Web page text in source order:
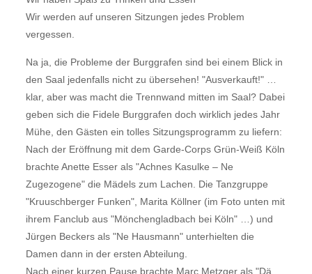
Wir werden auf unseren Sitzungen jedes Problem
vergessen.
Na ja, die Probleme der Burggrafen sind bei einem Blick in
den Saal jedenfalls nicht zu übersehen! "Ausverkauft!" …
klar, aber was macht die Trennwand mitten im Saal? Dabei
geben sich die Fidele Burggrafen doch wirklich jedes Jahr
Mühe, den Gästen ein tolles Sitzungsprogramm zu liefern:
Nach der Eröffnung mit dem Garde-Corps Grün-Weiß Köln
brachte Anette Esser als "Achnes Kasulke – Ne
Zugezogene" die Mädels zum Lachen. Die Tanzgruppe
"Kruuschberger Funken", Marita Köllner (im Foto unten mit
ihrem Fanclub aus "Mönchengladbach bei Köln" …) und
Jürgen Beckers als "Ne Hausmann" unterhielten die
Damen dann in der ersten Abteilung.
Nach einer kurzen Pause brachte Marc Metzger als "Dä